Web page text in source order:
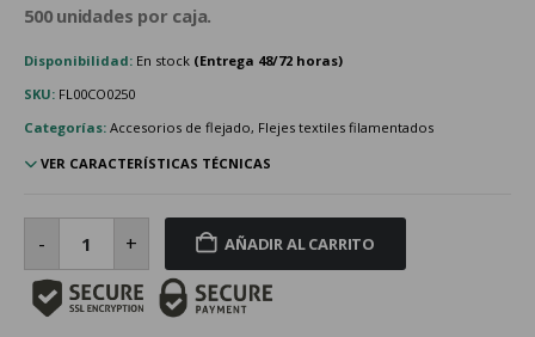
500 unidades por caja.
Disponibilidad: En stock
SKU: FL00CO0250
Categorías: Accesorios de flejado, Flejes textiles filamentados
VER CARACTERÍSTICAS TÉCNICAS
-
Hebillas
metálicas
para
fleje
de
25
mm
+ AÑADIR AL CARRITO